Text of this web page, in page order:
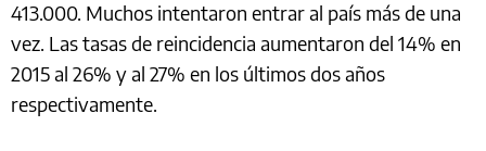
413.000. Muchos intentaron entrar al país más de una
vez. Las tasas de reincidencia aumentaron del 14% en
2015 al 26% y al 27% en los últimos dos años
respectivamente.